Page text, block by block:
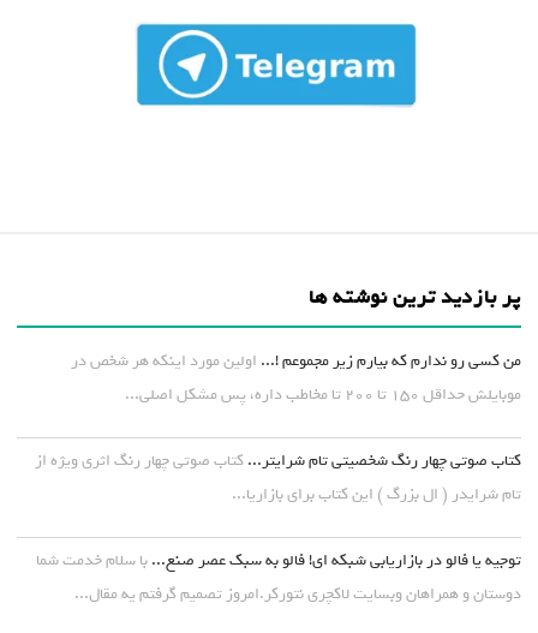
پر بازدید ترین نوشته ها
من کسی رو ندارم که بیارم زیر مجموعم !... اولین مورد اینکه هر شخص در
موبایلش حداقل ۱۵۰ تا ۲۰۰ تا مخاطب داره، پس مشکل اصلی...
کتاب صوتی چهار رنگ شخصیتی تام شرایتر... کتاب صوتی چهار رنگ اثری ویژه از
تام شرایدر ( ال بزرگ ) این کتاب برای بازاریا...
توجیه یا فالو در بازاریابی شبکه ای! فالو به سبک عصر صنع... با سلام خدمت شما
دوستان و همراهان وبسایت لاکچری نتورکر.امروز تصمیم گرفتم یه مقال...